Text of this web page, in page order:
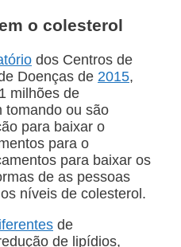
o colesterol
dos Centros de
Doenças de 2015,
milhões de
tomando ou são
para baixar o
para o
para baixar os
de as pessoas
níveis de colesterol.
de
de lipídios,